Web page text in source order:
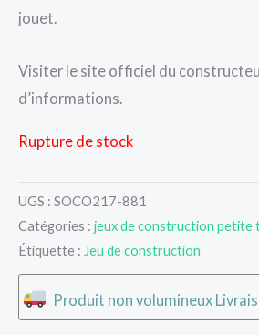
jouet.
Visiter le site officiel du
d’informations.
Rupture de stock
UGS : SOCO217-881
Catégories : jeux de construction petite
Étiquette : Jeu de construction
Produit non volumineux